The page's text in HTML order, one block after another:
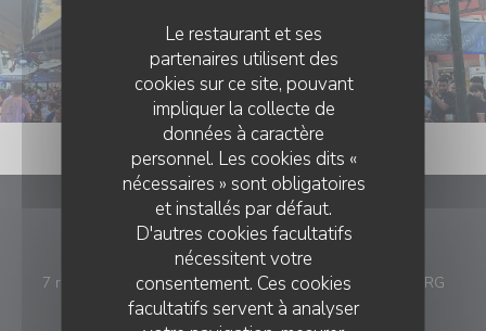
Le restaurant et ses
partenaires utilisent des
cookies sur ce site, pouvant
impliquer la collecte de
données à caractère
personnel. Les cookies dits «
nécessaires » sont obligatoires
et installés par défaut.
D'autres cookies facultatifs
nécessitent votre
consentement. Ces cookies
facultatifs servent à analyser
The dubliners
7 rue du vieux marché aux poissons 67000 STRASBOURG
03 88 75 55 27